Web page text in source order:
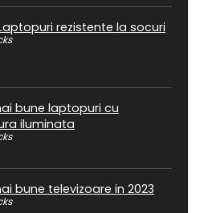
rezistente la socuri
bune laptopuri cu
iluminata
bune televizoare in 2023